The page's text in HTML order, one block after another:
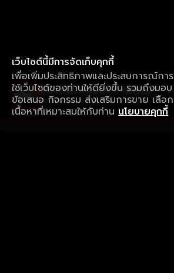
เว็บไซต์นี้มีการจัดเก็บคุกกี้
เพื่อเพิ่มประสิทธิภาพและประสบการณ์การ
ใช้เว็บไซต์ของท่านให้ดียิ่งขึ้น รวมถึงมอบ
ข้อเสนอ กิจกรรม ส่งเสริมการขาย เลือก
เนื้อหาที่เหมาะสมให้กับท่าน นโยบายคุกกี้
ใช้งานแอป ลื่นไหลกว่า ไม่มีสะดุด
ดาวน์โหลดแอปเพื่อการรับชมที่ดีกว่า